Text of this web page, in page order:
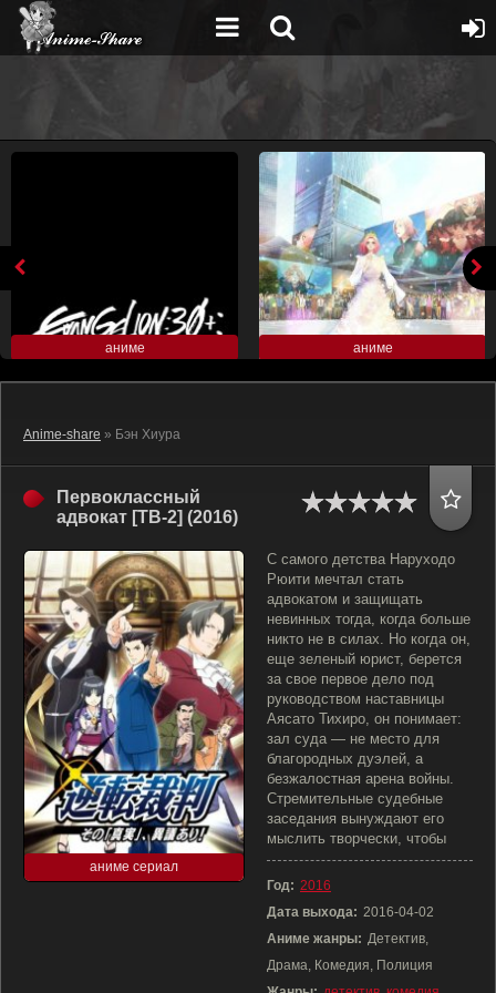
аниме аниме
Anime-share » Бэн Хиура
Первоклассный
адвокат [ТВ-2] (2016)
аниме сериал
С самого детства Наруходо
Рюити мечтал стать
адвокатом и защищать
невинных тогда, когда больше
никто не в силах. Но когда он,
еще зеленый юрист, берется
за свое первое дело под
руководством наставницы
Аясато Тихиро, он понимает:
зал суда — не место для
благородных дуэлей, а
безжалостная арена войны.
Стремительные судебные
заседания вынуждают его
мыслить творчески, чтобы
Год: 2016
Дата выхода: 2016-04-02
Аниме жанры: Детектив,
Драма, Комедия, Полиция